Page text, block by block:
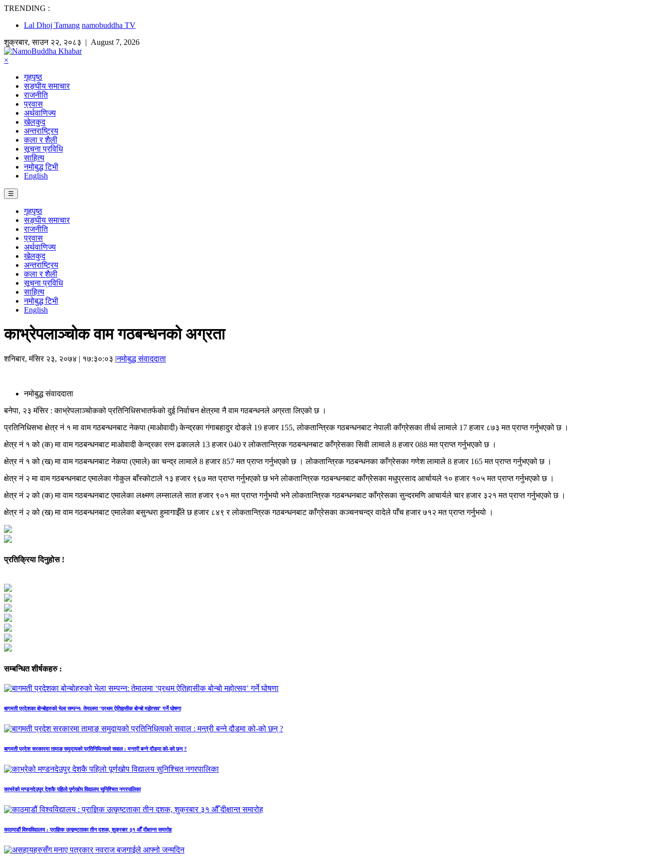
TRENDING :
Lal Dhoj Tamang namobuddha TV
शुक्रबार,साउन २२, २०८३ | August 7, 2026
×
गृहपृष्ठ
सङ्घीय समाचार
राजनीति
प्रवास
अर्थवाणिज्य
खेलकुद
अन्तराष्ट्रिय
कला र शैली
सूचना प्रविधि
साहित्य
नमोबुद्ध टिभी
English
☰
गृहपृष्ठ
सङ्घीय समाचार
राजनीति
प्रवास
अर्थवाणिज्य
खेलकुद
अन्तराष्ट्रिय
कला र शैली
सूचना प्रविधि
साहित्य
नमोबुद्ध टिभी
English
काभ्रेपलाञ्चोक वाम गठबन्धनको अग्रता
शनिबार, मंसिर २३, २०७४ | १७:३०:०३ |नमोबुद्ध संवाददाता
नमोबुद्ध संवाददाता
बनेपा, २३ मंसिर : काभ्रेपलाञ्चोकको प्रतिनिधिसभातर्फको दुई निर्वाचन क्षेत्रमा नै वाम गठबन्धनले अग्रता लिएको छ ।
प्रतिनिधिसभा क्षेत्र नं १ मा वाम गठबन्धनबाट नेकपा (माओवादी) केन्द्रका गंगाबहादुर दोङले 19 हजार 155, लोकतान्त्रिक गठबन्धनबाट नेपाली काँग्रेसका तीर्थ लामाले 17 हजार ८७३ मत प्राप्त गर्नुभएको छ ।
क्षेत्र नं १ को (क) मा वाम गठबन्धनबाट माओवादी केन्द्रका रत्न ढकालले 13 हजार 040 र लोकतान्त्रिक गठबन्धनबाट काँग्रेसका सिवी लामाले 8 हजार 088 मत प्राप्त गर्नुभएको छ ।
क्षेत्र नं १ को (ख) मा वाम गठबन्धनबाट नेकपा (एमाले) का चन्द्र लामाले 8 हजार 857 मत प्राप्त गर्नुभएको छ । लोकतान्त्रिक गठबन्धनका काँग्रेसका गणेश लामाले 8 हजार 165 मत प्राप्त गर्नुभएको छ ।
क्षेत्र नं २ मा वाम गठबन्धनबाट एमालेका गोकुल बाँस्कोटाले १३ हजार ९६७ मत प्राप्त गर्नुभएको छ भने लोकतान्त्रिक गठबन्धनबाट काँग्रेसका मधुप्रसाद आर्चायले १० हजार १०५ मत प्राप्त गर्नुभएको छ ।
क्षेत्र नं २ को (क) मा वाम गठबन्धनबाट एमालेका लक्ष्मण लम्सालले सात हजार ९०१ मत प्राप्त गर्नुभयो भने लोकतान्त्रिक गठबन्धनबाट काँग्रेसका सुन्दरमणि आचार्यले चार हजार ३२१ मत प्राप्त गर्नुभएको छ ।
क्षेत्र नं २ को (ख) मा वाम गठबन्धनबाट एमालेका बसुन्धरा हुमागाईँले छ हजार ८४९ र लोकतान्त्रिक गठबन्धनबाट काँग्रेसका कञ्चनचन्द्र वादेले पाँच हजार ७१२ मत प्राप्त गर्नुभयो ।
प्रतिक्रिया दिनुहोस !
सम्बन्धित शीर्षकहरु :
बागमती प्रदेशका बोन्बोहरुको भेला सम्पन्न: तेमालमा ‘प्रथम ऐतिहासीक बोन्बो महोत्सव’ गर्ने घोषणा
बागमती प्रदेश सरकारमा तामाङ समुदायको प्रतिनिधित्वको सवाल : मन्त्री बन्ने दौडमा को‐को छन् ?
काभ्रेको मण्डनदेउपुर देशकै पहिलो पूर्णखोप विद्यालय सुनिश्चित नगरपालिका
काठमाडौं विश्वविद्यालय : प्राज्ञिक उत्कृष्टताका तीन दशक, शुक्रबार ३१ औँ दीक्षान्त समारोह